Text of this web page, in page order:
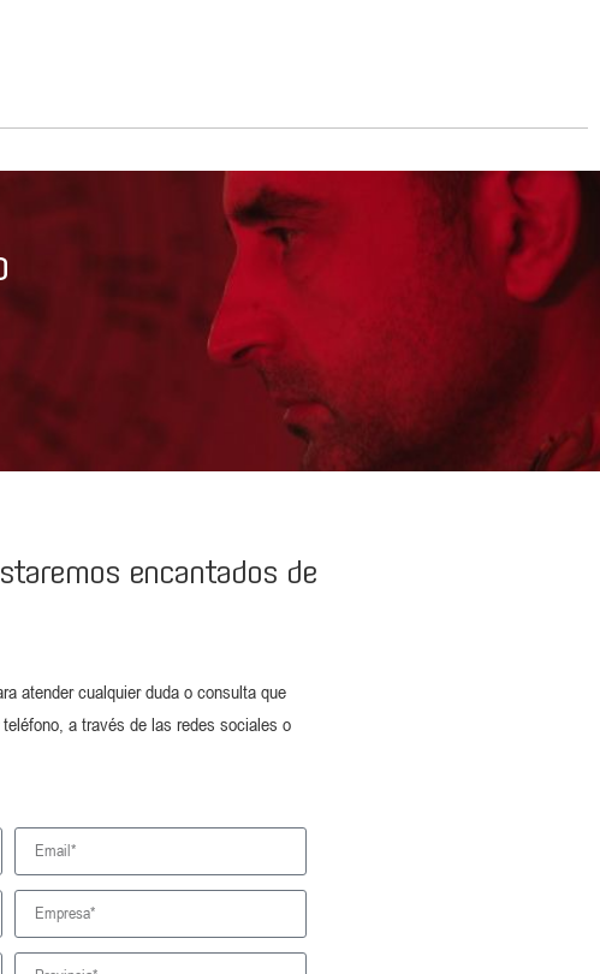
encantados de
atender cualquier duda o consulta que
a través de las redes sociales o